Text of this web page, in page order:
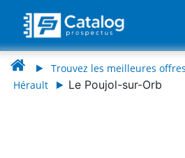
Trouvez les meilleures
Hérault
Le Poujol-sur-Orb